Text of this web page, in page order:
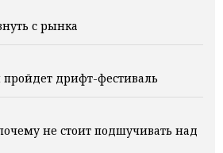
с рынка
пройдет дрифт-фестиваль
не стоит подшучивать над